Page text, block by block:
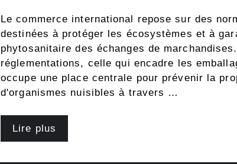
Le commerce international repose sur des
destinées à protéger les écosystèmes et à
phytosanitaire des échanges de
réglementations, celle qui encadre les
occupe une place centrale pour prévenir la
d'organismes nuisibles à travers …
Lire plus